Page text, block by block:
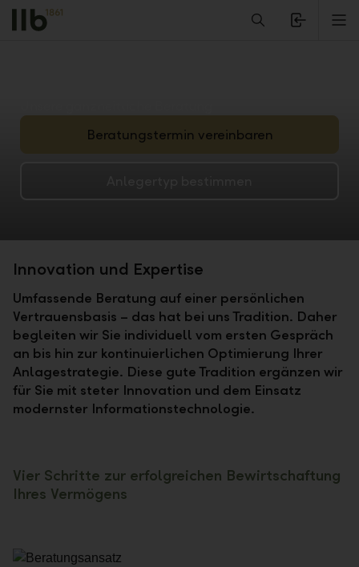
Alerts.Headline
Beratungstermin vereinbaren
Innovation und Expertise
Umfassende Beratung auf einer persönlichen
Vertrauensbasis – das hat bei uns Tradition. Daher
begleiten wir Sie individuell vom ersten Gespräch
an bis hin zur kontinuierlichen Optimierung Ihrer
Anlagestrategie. Diese gute Tradition ergänzen wir
für Sie mit steter Innovation und dem Einsatz
modernster Informationstechnologie.
Vier Schritte zur erfolgreichen Bewirtschaftung
Ihres Vermögens